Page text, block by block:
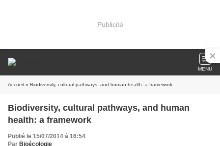
Publicité
MENU
Accueil » Biodiversity, cultural pathways, and human health: a framework
Biodiversity, cultural pathways, and human
health: a framework
Publié le 15/07/2014 à 16:54
Par Bioécologie